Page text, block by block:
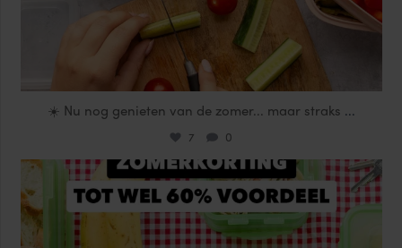
☀️ Nu nog genieten van de zomer... maar straks ...
7 0
locklocknl
Jul 25